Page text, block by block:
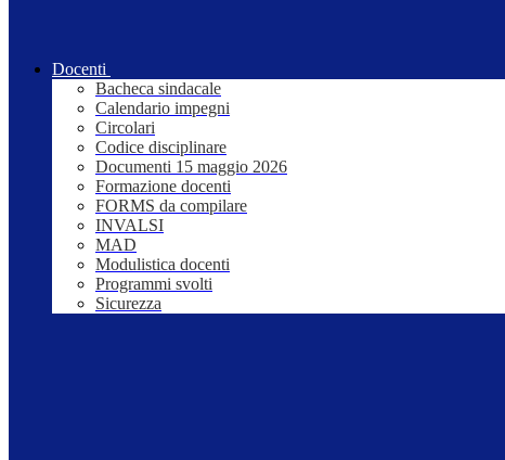
Docenti
Bacheca sindacale
Calendario impegni
Circolari
Codice disciplinare
Documenti 15 maggio 2026
Formazione docenti
FORMS da compilare
INVALSI
MAD
Modulistica docenti
Programmi svolti
Sicurezza